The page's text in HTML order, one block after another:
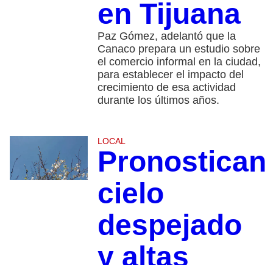
en Tijuana
Paz Gómez, adelantó que la
Canaco prepara un estudio sobre
el comercio informal en la ciudad,
para establecer el impacto del
crecimiento de esa actividad
durante los últimos años.
LOCAL
Pronostican
cielo
despejado
y altas